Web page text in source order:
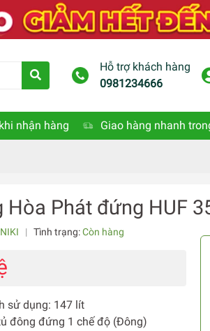
Hỗ trợ khách hàng
0981234666
nhận hàng Giao hàng nhanh
Hòa Phát đứng HUF
| Tình trạng:Còn hàng
sử dụng: 147 lít
đông đứng 1 chế độ (Đông)